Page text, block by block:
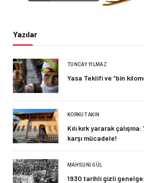
Yazılar
TUNCAY YILMAZ
Yasa Teklifi ve “bin
KORKUT AKIN
Kılı kırk yararak
karşı mücadele!
MAHSUNI GÜL
1930 tarihli gizli